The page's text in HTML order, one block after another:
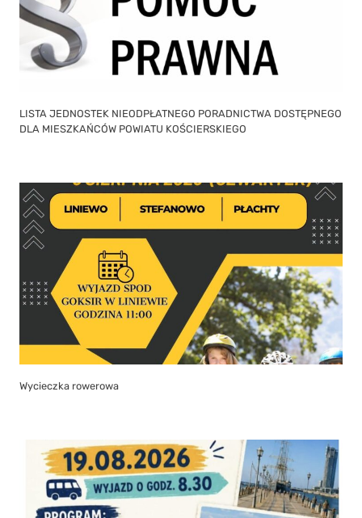
LISTA JEDNOSTEK NIEODPŁATNEGO PORADNICTWA DOSTĘPNEGO
DLA MIESZKAŃCÓW POWIATU KOŚCIERSKIEGO
Wycieczka rowerowa